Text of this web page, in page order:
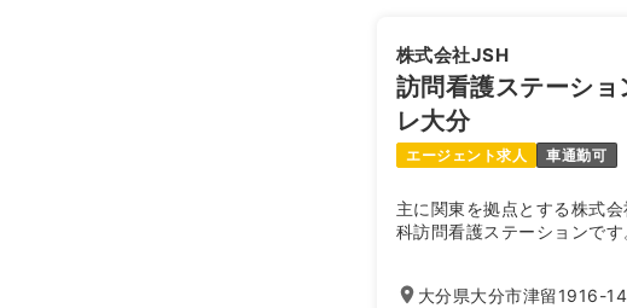
株式会社JSH
訪問看護ステーショ
レ大分
エージェント求人 車通勤可
主に関東を拠点とする株式
科訪問看護ステーションです
大分県大分市津留1916-